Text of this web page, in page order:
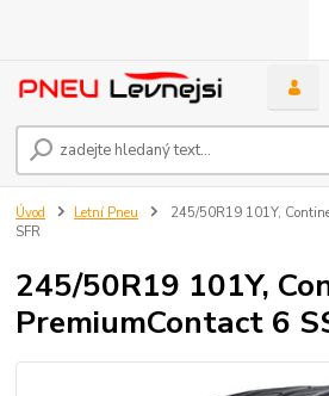
Úvod Letní Pneu
245/50R19 101Y,
SFR
245/50R19 101Y,
PremiumContact 6